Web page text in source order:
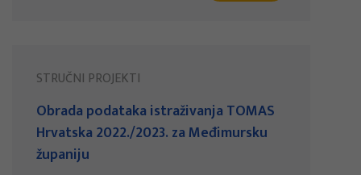
STRUČNI PROJEKTI
Obrada podataka istraživanja TOMAS
Hrvatska 2022./2023. za Međimursku
županiju